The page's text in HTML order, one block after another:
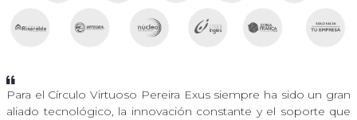
Para el Círculo Virtuoso Pereira Exus siempre ha sido un gran
aliado tecnológico, la innovación constante y el soporte que